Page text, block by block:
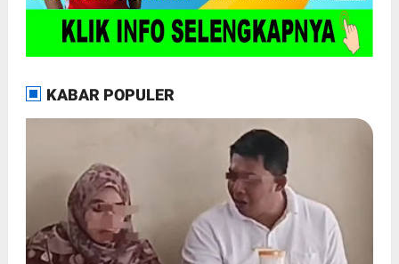
KABAR POPULER